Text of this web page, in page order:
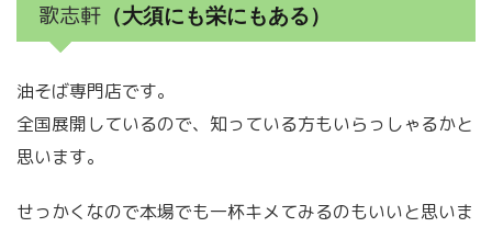
歌志軒 （大須にも栄にもある）
油そば専門店です。
全国展開しているので、知っている方もいらっしゃるかと
思います。
せっかくなので本場でも一杯キメてみるのもいいと思いま